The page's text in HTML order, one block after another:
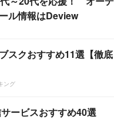
ル情報はDeview
スクおすすめ11選【徹底
ング
ービスおすすめ40選